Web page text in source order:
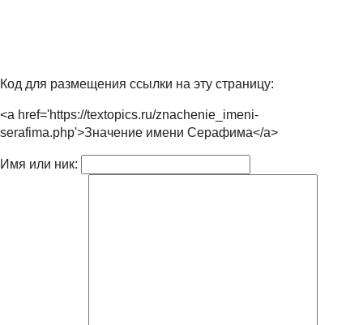
Код для размещения ссылки на эту страницу:
<a href='https://textopics.ru/znachenie_imeni-
serafima.php'>Значение имени Серафима</a>
Имя или ник: